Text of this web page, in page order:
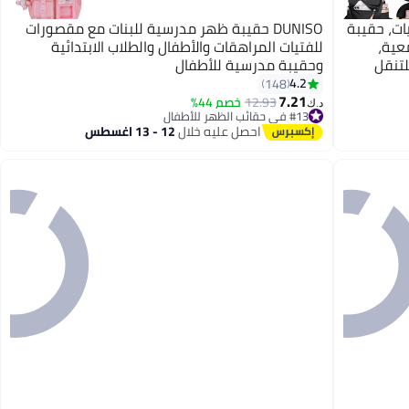
حقيبة
3
DUNISO حقيبة ظهر مدرسية للبنات مع مقصورات
للفتيات المراهقات والأطفال والطلاب الابتدائية
وحقيبة مدرسية للأطفال
4.2
148
د.ك‏7.21
12.93 خصم 44%
#13 في حقائب الظهر للأطفال
أقل سعر في 30 يوم
#13 في حقائب الظهر للأطفال
احصل عليه خلال12 - 13 اغسطس